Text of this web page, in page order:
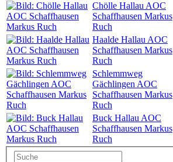
Chölle Hallau AOC
Schaffhausen Markus
Ruch
Haalde Hallau AOC
Schaffhausen Markus
Ruch
Schlemmweg
Gächlingen AOC
Schaffhausen Markus
Ruch
Buck Hallau AOC
Schaffhausen Markus
Ruch